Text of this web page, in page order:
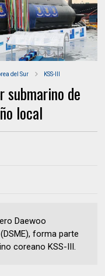
del Sur KSS-III
submarino de
local
Daewoo
forma parte
coreano KSS-III.